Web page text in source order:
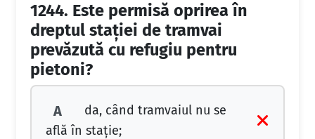
1244. Este permisă oprirea în
dreptul staţiei de tramvai
prevăzută cu refugiu pentru
pietoni?
A
da, când tramvaiul nu se
află în staţie;